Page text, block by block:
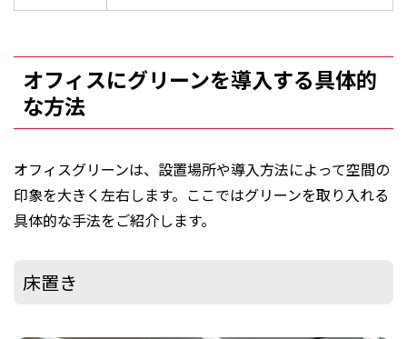
オフィスにグリーンを導入する具体的
な方法
オフィスグリーンは、設置場所や導入方法によって空間の
印象を大きく左右します。ここではグリーンを取り入れる
具体的な手法をご紹介します。
床置き